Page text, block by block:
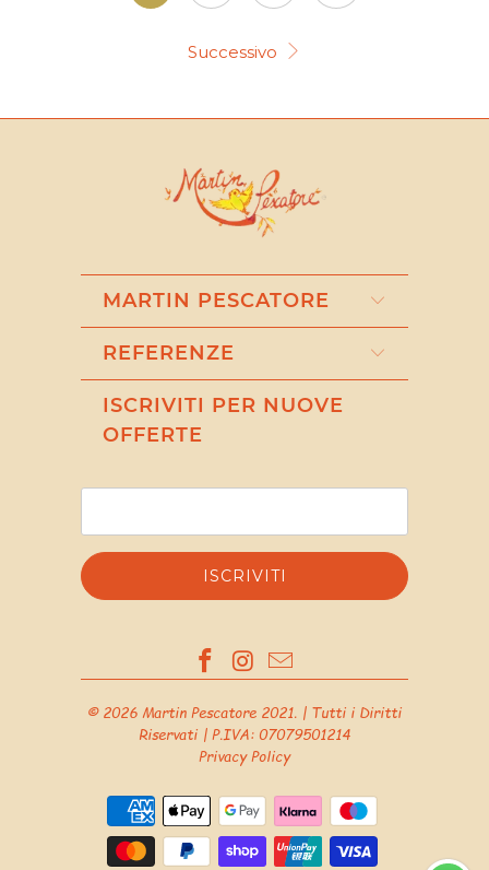
Successivo
MARTIN PESCATORE
REFERENZE
ISCRIVITI PER NUOVE
OFFERTE
© 2026 Martin Pescatore 2021. | Tutti i Diritti
Riservati | P.IVA: 07079501214
Privacy Policy